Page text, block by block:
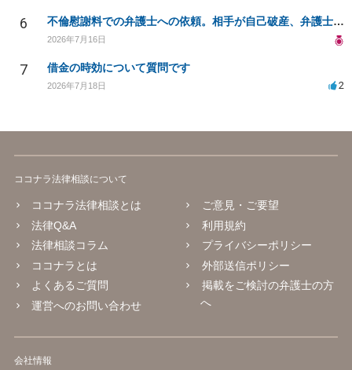
6 不倫慰謝料での弁護士への依頼。相手が自己破産、弁護士との契約範囲は？
2026年7月16日
7 借金の時効について質問です
2026年7月18日 2
ココナラ法律相談について
ココナラ法律相談とは
法律Q&A
法律相談コラム
ココナラとは
よくあるご質問
運営へのお問い合わせ
ご意見・ご要望
利用規約
プライバシーポリシー
外部送信ポリシー
掲載をご検討の弁護士の方
へ
会社情報